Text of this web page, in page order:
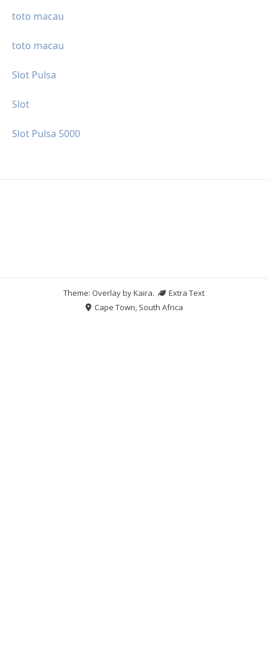
toto macau
toto macau
Slot Pulsa
Slot
Slot Pulsa 5000
Theme: Overlay byKaira.
Extra Text
Cape Town, South Africa